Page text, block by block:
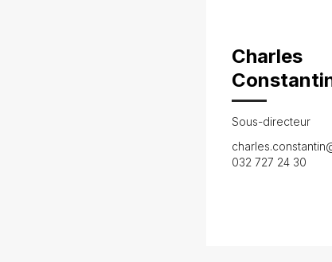
Charles
Sous-directeur
032 727 24 30